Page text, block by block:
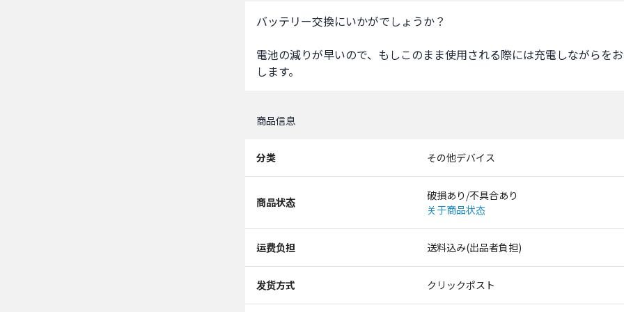
バッテリー交換にいかがでしょうか？
電池の減りが早いので、もしこのまま使用される際には充電しながらを
します。
商品信息
分类 その他デバイス
商品状态
破損あり/不具合あり
关于商品状态
运费负担 送料込み(出品者負担)
发货方式 クリックポスト